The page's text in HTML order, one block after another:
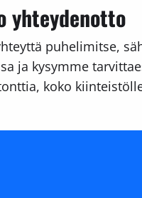
yhteydenotto
puhelimitse,
ja kysymme
koko